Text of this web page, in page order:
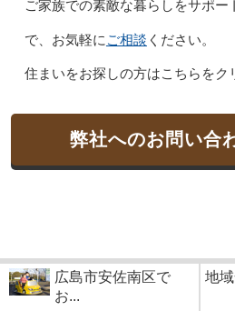
ご家族での素敵な暮らしをサポ
で、お気軽に ご相談 ください。
住まいをお探しの方はこちらをク
弊社へのお問い合
広島市安佐南区で
お...
地